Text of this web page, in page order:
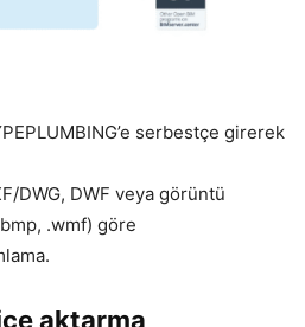
serbestçe girerek
DWG, DWF veya görüntü
.wmf) göre
aktarma